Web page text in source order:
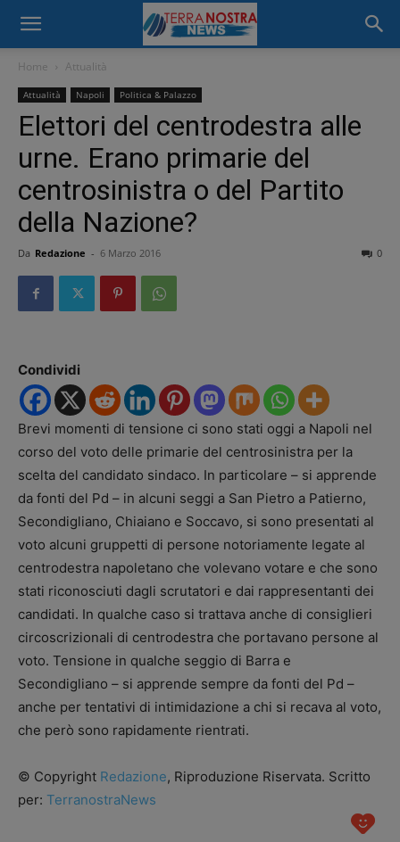
Home Attualità
Attualità Napoli Politica & Palazzo
Elettori del centrodestra alle
urne. Erano primarie del
centrosinistra o del Partito
della Nazione?
Da Redazione - 6 Marzo 2016 0
Condividi
Brevi momenti di tensione ci sono stati oggi a Napoli nel
corso del voto delle primarie del centrosinistra per la
scelta del candidato sindaco. In particolare – si apprende
da fonti del Pd – in alcuni seggi a San Pietro a Patierno,
Secondigliano, Chiaiano e Soccavo, si sono presentati al
voto alcuni gruppetti di persone notoriamente legate al
centrodestra napoletano che volevano votare e che sono
stati riconosciuti dagli scrutatori e dai rappresentanti dei
candidati. In qualche caso si trattava anche di consiglieri
circoscrizionali di centrodestra che portavano persone al
voto. Tensione in qualche seggio di Barra e
Secondigliano – si apprende sempre da fonti del Pd –
anche per tentativi di intimidazione a chi si recava al voto,
che però sono rapidamente rientrati.
© Copyright Redazione, Riproduzione Riservata. Scritto
per: TerranostraNews